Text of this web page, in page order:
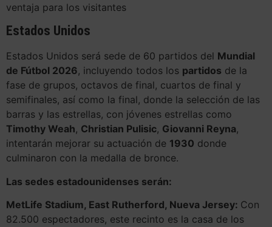
ventaja para los visitantes
Estados Unidos
Estados Unidos será sede de 60 partidos del Mundial
de Fútbol 2026, incluyendo todos los partidos de la
fase de grupos, octavos de final, cuartos de final y
semifinales, así como la final, donde la selección de las
barras y las estrellas, con jóvenes estrellas como
Timothy Weah, Christian Pulisic, Giovanni Reyna,
intentarán mejorar su actuación de 1930 donde
culminaron con la medalla de bronce.
Las sedes estadounidenses serán:
MetLife Stadium, East Rutherford, Nueva Jersey: Con
82.500 espectadores, este recinto es la casa de los